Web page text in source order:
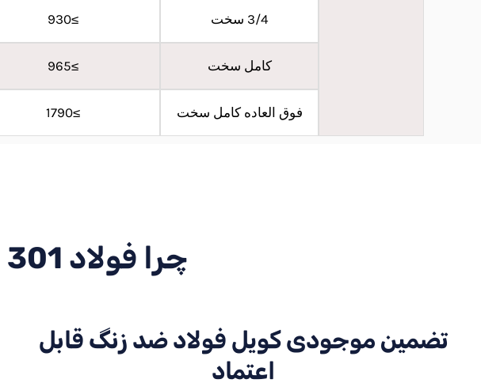
3/4 سخت ≥930
کامل سخت ≥965
فوق العاده کامل سخت ≥1790
چرا فولاد 301 را از GHT خریداری کنید
تضمین موجودی کویل فولاد ضد زنگ قابل
اعتماد